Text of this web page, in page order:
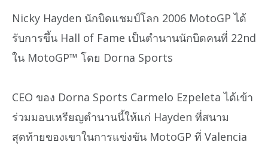
Nicky Hayden นักบิดแชมป์โลก 2006 MotoGP ได้
รับการขึ้น Hall of Fame เป็นตำนานนักบิดคนที่ 22nd
ใน MotoGP™ โดย Dorna Sports
CEO ของ Dorna Sports Carmelo Ezpeleta ได้เข้า
ร่วมมอบเหรียญตำนานนี้ให้แก่ Hayden ที่สนาม
สุดท้ายของเขาในการแข่งขัน MotoGP ที่ Valencia